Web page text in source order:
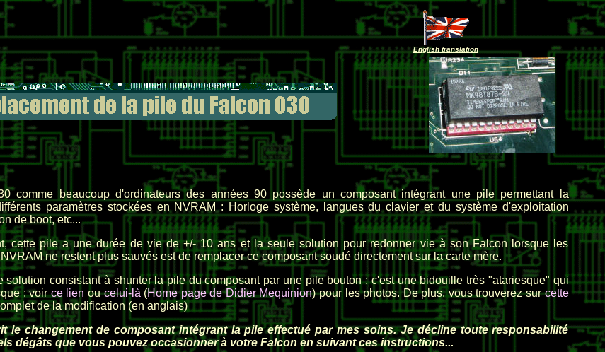
English translation
comme beaucoup d'ordinateurs des années 90 possède un composant intégrant une pile permettant la
paramètres stockées en NVRAM : Horloge système, langues du clavier et du système d'exploitation
de boot, etc...
cette pile a une durée de vie de +/- 10 ans et la seule solution pour redonner vie à son Falcon lorsque les
ne restent plus sauvés est de remplacer ce composant soudé directement sur la carte mère.
solution consistant à shunter la pile du composant par une pile bouton : c'est une bidouille très "atariesque" qui
: voirce lien oucelui-là (Home page de Didier Mequinion) pour les photos. De plus, vous trouverez surcette
de la modification (en anglais)
le changement de composant intégrant la pile effectué par mes soins. Je décline toute responsabilité
dégâts que vous pouvez occasionner à votre Falcon en suivant ces instructions...